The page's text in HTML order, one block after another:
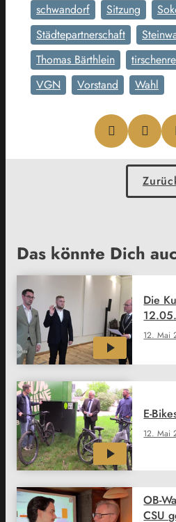
schwandorf
Sitzung
Städtepartnerschaft
Thomas Bärthlein
VGN
Vorstand Wahl
Das könnte Dich
12. Mai
Die
12. Mai
E-
OB-
CSU